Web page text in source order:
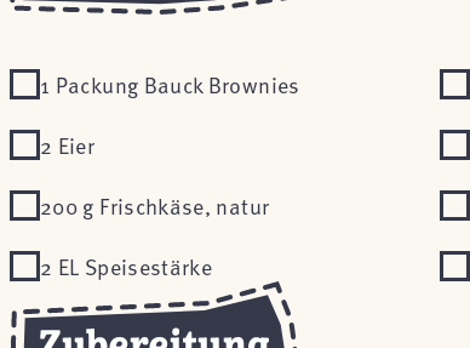
1 Packung Bauck Brownies
2 Eier
200 g Frischkäse, natur
2 EL Speisestärke